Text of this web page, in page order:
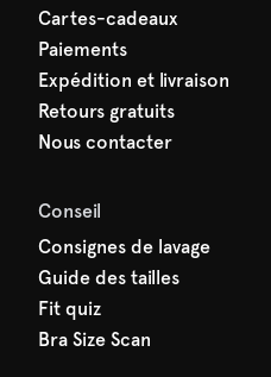
Cartes-cadeaux
Paiements
Expédition et livraison
Retours gratuits
Nous contacter
Conseil
Consignes de lavage
Guide des tailles
Fit quiz
Bra Size Scan